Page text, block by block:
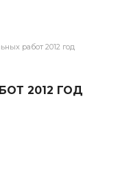
работ 2012 год
2012 ГОД